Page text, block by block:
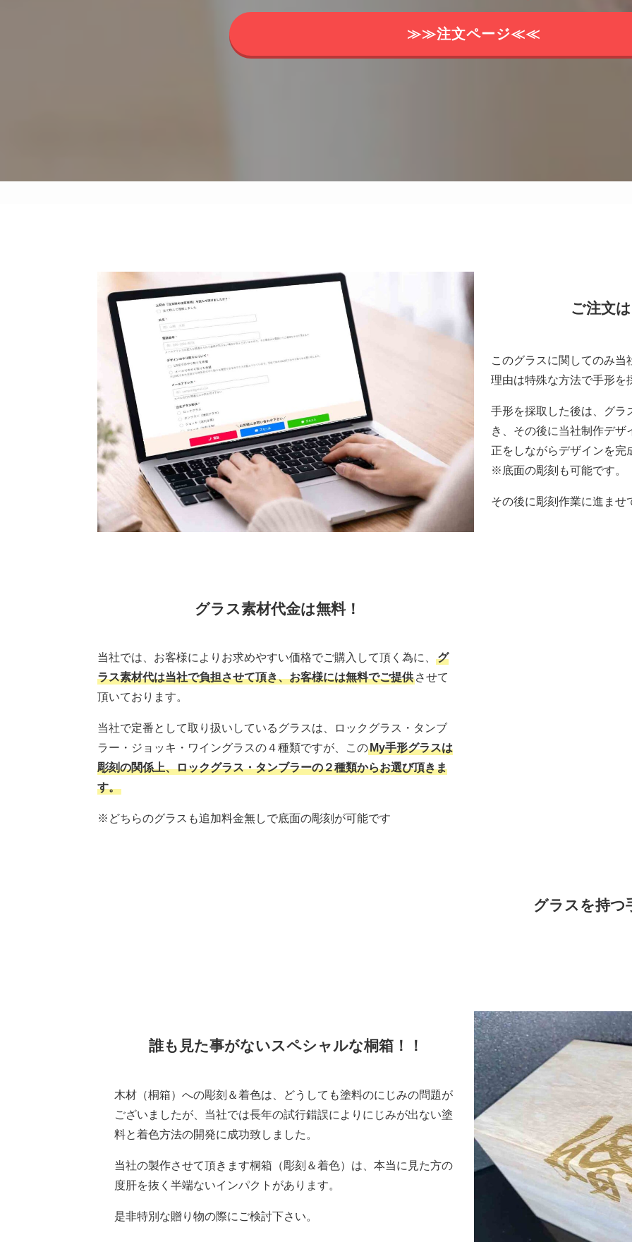
≫≫注文ページ≪≪
ご注文は
このグラスに関してのみ
理由は特殊な方法で手形を
手形を採取した後は、グラ
き、その後に当社制作デ
正をしながらデザインを完
※底面の彫刻も可能です。
その後に彫刻作業に進ませ
グラス素材代金は無料！
当社では、お客様によりお求めやすい価格でご購入して頂く為に、
グ
ラス素材代は当社で負担させて頂き、お客様には無料でご提供 させて
頂いております。
当社で定番として取り扱いしているグラスは、ロックグラス・タンブ
ラー・ジョッキ・ワイングラスの４種類ですが、このMy手形グラスは
彫刻の関係上、ロックグラス・タンブラーの２種類からお選び頂きま
す。
※どちらのグラスも追加料金無しで底面の彫刻が可能です
グラスを持つ
誰も見た事がないスペシャルな桐箱！！
木材（桐箱）への彫刻＆着色は、どうしても塗料のにじみの問題が
ございましたが、当社では長年の試行錯誤によりにじみが出ない塗
料と着色方法の開発に成功致しました。
当社の製作させて頂きます桐箱（彫刻＆着色）は、本当に見た方の
度肝を抜く半端ないインパクトがあります。
是非特別な贈り物の際にご検討下さい。